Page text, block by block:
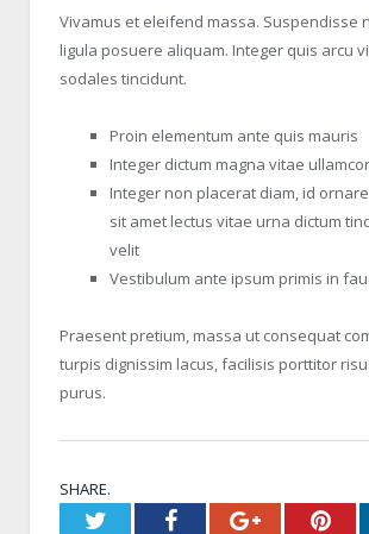
Vivamus et eleifend massa. Suspendisse
ligula posuere aliquam. Integer quis arcu
sodales tincidunt.
Proin elementum ante quis mauris
Integer dictum magna vitae
Integer non placerat diam, id
sit amet lectus vitae urna dictum
velit
Vestibulum ante ipsum primis in
Praesent pretium, massa ut consequat
turpis dignissim lacus, facilisis porttitor
purus.
SHARE.
TwitterFacebookGoogle+